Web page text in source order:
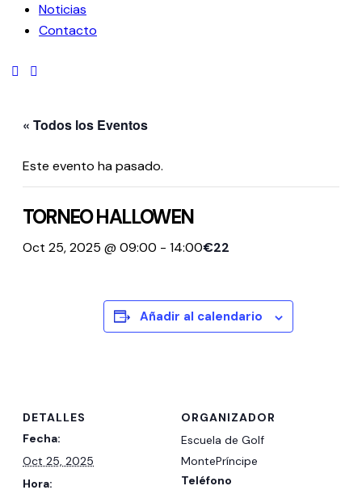
Noticias
Contacto
« Todos los Eventos
Este evento ha pasado.
TORNEO HALLOWEN
Oct 25, 2025 @ 09:00 - 14:00€22
Añadir al calendario
DETALLES
Fecha:
Oct 25, 2025
Hora:
ORGANIZADOR
Escuela de Golf
MontePríncipe
Teléfono